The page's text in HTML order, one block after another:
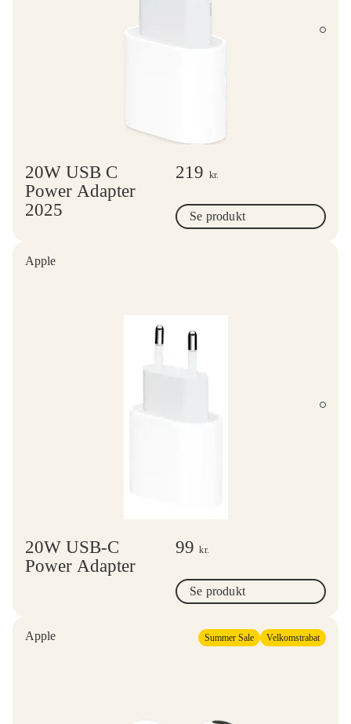
20W USB C
Power Adapter
2025
219 kr.
Se produkt
Apple
20W USB-C
Power Adapter
99kr.
Se produkt
Apple Summer Sale Velkomstrabat